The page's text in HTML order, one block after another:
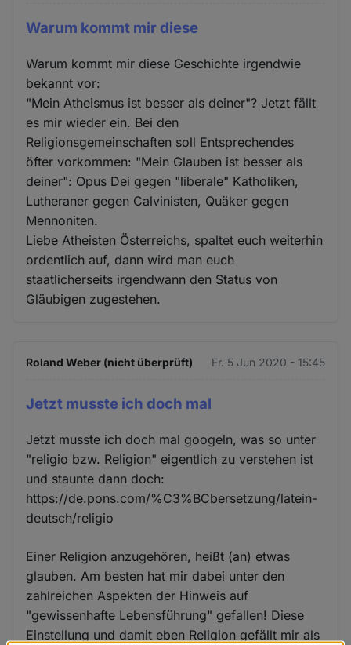
Warum kommt mir diese
Warum kommt mir diese Geschichte irgendwie
bekannt vor:
"Mein Atheismus ist besser als deiner"? Jetzt fällt
es mir wieder ein. Bei den
Religionsgemeinschaften soll Entsprechendes
öfter vorkommen: "Mein Glauben ist besser als
deiner": Opus Dei gegen "liberale" Katholiken,
Lutheraner gegen Calvinisten, Quäker gegen
Mennoniten.
Liebe Atheisten Österreichs, spaltet euch weiterhin
ordentlich auf, dann wird man euch
staatlicherseits irgendwann den Status von
Gläubigen zugestehen.
Roland Weber (nicht überprüft) Fr. 5 Jun 2020 - 15:45
Jetzt musste ich doch mal
Jetzt musste ich doch mal googeln, was so unter
"religio bzw. Religion" eigentlich zu verstehen ist
und staunte dann doch:
https://de.pons.com/%C3%BCbersetzung/latein-
deutsch/religio
Einer Religion anzugehören, heißt (an) etwas
glauben. Am besten hat mir dabei unter den
zahlreichen Aspekten der Hinweis auf
"gewissenhafte Lebensführung" gefallen! Diese
Einstellung und damit eben Religion gefällt mir als